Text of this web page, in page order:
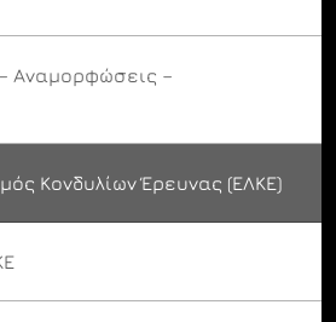
Αναμορφώσεις –
Κονδυλίων Έρευνας (ΕΛΚΕ)